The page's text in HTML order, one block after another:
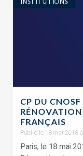
CP DU
FRANÇAIS
Publié le 18 mai 2018
Paris, le 18 mai